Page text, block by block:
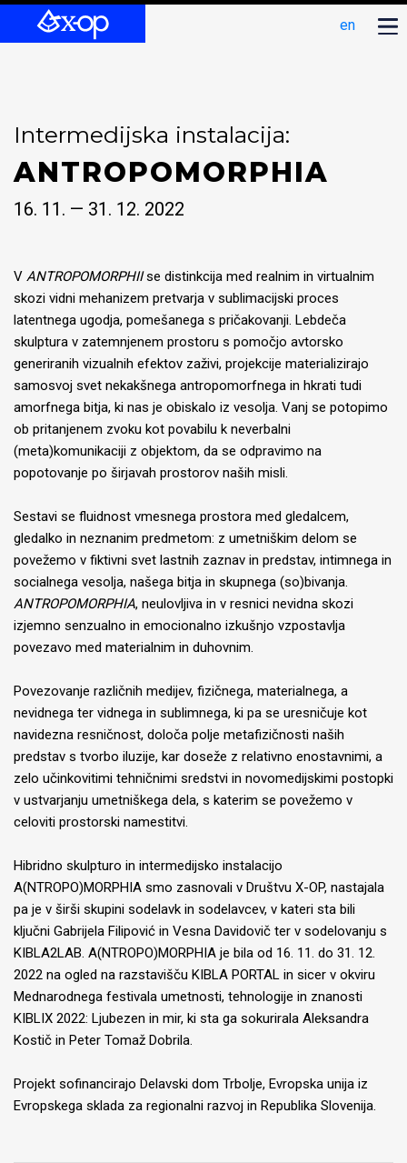
en
Intermedijska instalacija:
ANTROPOMORPHIA
16. 11. — 31. 12. 2022
V ANTROPOMORPHIIse distinkcija med realnim in virtualnim
skozi vidni mehanizem pretvarja v sublimacijski proces
latentnega ugodja, pomešanega s pričakovanji. Lebdeča
skulptura v zatemnjenem prostoru s pomočjo avtorsko
generiranih vizualnih efektov zaživi, projekcije materializirajo
samosvoj svet nekakšnega antropomorfnega in hkrati tudi
amorfnega bitja, ki nas je obiskalo iz vesolja. Vanj se potopimo
ob pritanjenem zvoku kot povabilu k neverbalni
(meta)komunikaciji z objektom, da se odpravimo na
popotovanje po širjavah prostorov naših misli.
Sestavi se fluidnost vmesnega prostora med gledalcem,
gledalko in neznanim predmetom: z umetniškim delom se
povežemo v fiktivni svet lastnih zaznav in predstav, intimnega in
socialnega vesolja, našega bitja in skupnega (so)bivanja.
ANTROPOMORPHIA, neulovljiva in v resnici nevidna skozi
izjemno senzualno in emocionalno izkušnjo vzpostavlja
povezavo med materialnim in duhovnim.
Povezovanje različnih medijev, fizičnega, materialnega, a
nevidnega ter vidnega in sublimnega, ki pa se uresničuje kot
navidezna resničnost, določa polje metafizičnosti naših
predstav s tvorbo iluzije, kar doseže z relativno enostavnimi, a
zelo učinkovitimi tehničnimi sredstvi in novomedijskimi postopki
v ustvarjanju umetniškega dela, s katerim se povežemo v
celoviti prostorski namestitvi.
Hibridno skulpturo in intermedijsko instalacijo
A(NTROPO)MORPHIA smo zasnovali v Društvu X-OP, nastajala
pa je v širši skupini sodelavk in sodelavcev, v kateri sta bili
ključni Gabrijela Filipović in Vesna Davidovič ter v sodelovanju s
KIBLA2LAB. A(NTROPO)MORPHIA je bila od 16. 11. do 31. 12.
2022 na ogled na razstavišču KIBLA PORTAL in sicer v okviru
Mednarodnega festivala umetnosti, tehnologije in znanosti
KIBLIX 2022: Ljubezen in mir, ki sta ga sokurirala Aleksandra
Kostič in Peter Tomaž Dobrila.
Projekt sofinancirajo Delavski dom Trbolje, Evropska unija iz
Evropskega sklada za regionalni razvoj in Republika Slovenija.